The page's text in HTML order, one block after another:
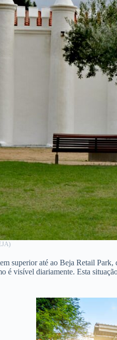
superior até ao Beja Retail
é visível diariamente. Esta